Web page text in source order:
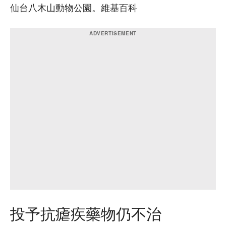
仙台八木山動物公園。維基百科
投予抗瘧疾藥物仍不治